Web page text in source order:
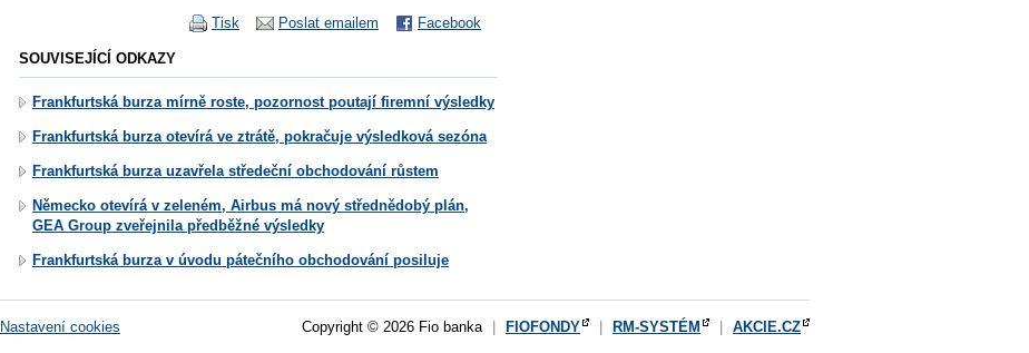
Facebook
Poslat emailem
Tisk
SOUVISEJÍCÍ ODKAZY
Frankfurtská burza mírně roste, pozornost poutají firemní výsledky
Frankfurtská burza otevírá ve ztrátě, pokračuje výsledková sezóna
Frankfurtská burza uzavřela středeční obchodování růstem
Německo otevírá v zeleném, Airbus má nový střednědobý plán,
GEA Group zveřejnila předběžné výsledky
Frankfurtská burza v úvodu pátečního obchodování posiluje
Nastavení cookies Copyright © 2026 Fio banka | FIOFONDY | RM-SYSTÉM | AKCIE.CZ